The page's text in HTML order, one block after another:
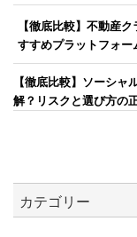
【徹底比較】不動産
すすめプラットフォー
【徹底比較】ソーシ
解？リスクと選び方の
カテゴリー